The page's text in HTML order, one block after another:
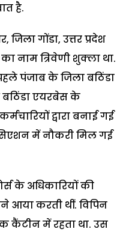
है.
गोंडा, उत्तर प्रदेश
नाम त्रिवेणी शुक्ला था.
पंजाब के जिला बठिंडा
एयरबेस के
द्वारा बनाई गई
में नौकरी मिल गई
के अधिकारियों की
आया करती थीं. विपिन
कैंटीन में रहता था. उस